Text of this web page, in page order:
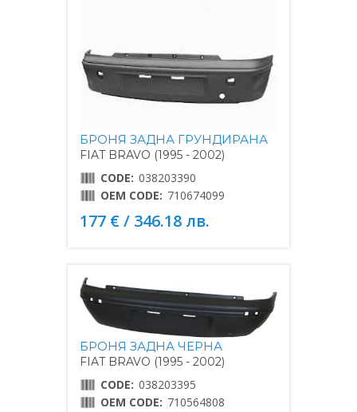
БРОНЯ ЗАДНА ГРУНДИРАНА
FIAT BRAVO (1995 - 2002)
CODE: 038203390
OEM CODE: 710674099
177 € / 346.18 лв.
БРОНЯ ЗАДНА ЧЕРНА
FIAT BRAVO (1995 - 2002)
CODE: 038203395
OEM CODE: 710564808